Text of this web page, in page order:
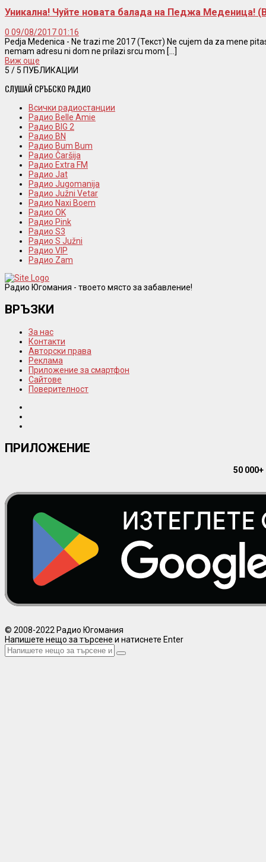
Уникална! Чуйте новата балада на Педжа
0 09/08/2017 01:16
Pedja Medenica - Ne trazi me 2017 (Текст) Ne cujem da za mene
nemam adresu ni dom ne prilazi srcu mom [...]
Виж още
5 / 5 ПУБЛИКАЦИИ
СЛУШАЙ СРЪБСКО РАДИО
Всички радиостанции
Радио Belle Amie
Радио BIG 2
Радио BN
Радио Bum Bum
Радио Čaršija
Радио Extra FM
Радио Jat
Радио Jugomanija
Радио Južni Vetar
Радио Naxi Boem
Радио OK
Радио Pink
Радио S3
Радио S Južni
Радио VIP
Радио Zam
Радио Югомания - твоето място за забавление!
ВРЪЗКИ
За нас
Контакти
Авторски права
Реклама
Приложение за смартфон
Сайтове
Поверителност
ПРИЛОЖЕНИЕ
50
© 2008-2022 Радио Югомания
Напишете нещо за търсене и натиснете Enter